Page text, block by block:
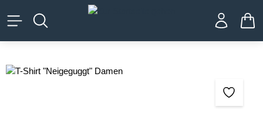
springen
Bildergalerie überspringen